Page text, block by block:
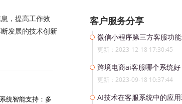
，提高工作效
发展的技术创新
统智能支持：多
客户服务分享
微信小程序第三方客服功能
更新：2023-12-18 17:30:45
跨境电商ai客服哪个系统好
更新：2023-09-18 10:37:44